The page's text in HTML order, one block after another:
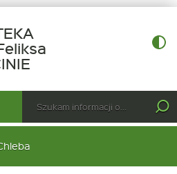
2024
w
bibliotece
wpisz
szukaną